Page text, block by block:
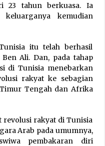
23 tahun berkuasa. Ia
kemudian
itu telah berhasil
Ali. Dan, pada tahap
di Tunisia menebarkan
rakyat ke sebagian
Tengah dan Afrika
revolusi rakyat di Tunisia
Arab pada umumnya,
pembakaran diri